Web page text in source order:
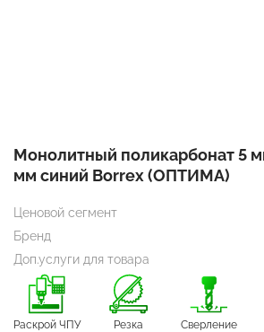
Монолитный поликарбонат 5
мм синий Borrex (ОПТИМА)
Ценовой сегмент
Бренд
Доп.услуги для товара
Раскрой ЧПУ Резка Сверление